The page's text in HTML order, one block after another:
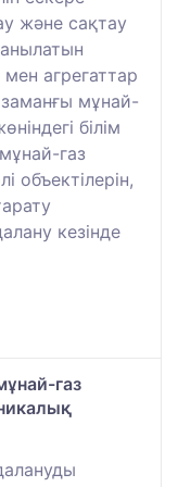
және сақтау
агрегаттар
заманғы мұнай-
білім
газ
объектілерін,
кезінде
газ